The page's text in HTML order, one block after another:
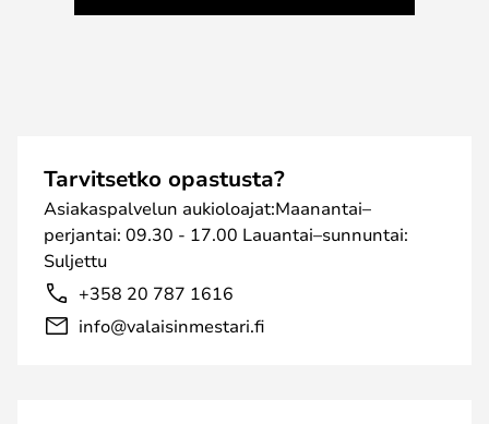
Tarvitsetko opastusta?
Asiakaspalvelun aukioloajat:Maanantai–
perjantai: 09.30 - 17.00 Lauantai–sunnuntai:
Suljettu
+358 20 787 1616
info@valaisinmestari.fi